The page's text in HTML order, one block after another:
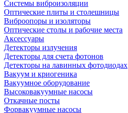
Системы виброизоляции
Оптические плиты и столешницы
Виброопоры и изоляторы
Оптические столы и рабочие места
Аксессуары
Детекторы излучения
Детекторы для счета фотонов
Детекторы на лавинных фотодиодах
Вакуум и криогеника
Вакуумное оборудование
Высоковакуумные насосы
Откачные посты
Форвакуумные насосы